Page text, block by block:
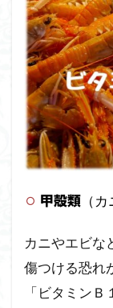
甲殻類 （
カニやエビな
傷つける恐れ
「ビタミン